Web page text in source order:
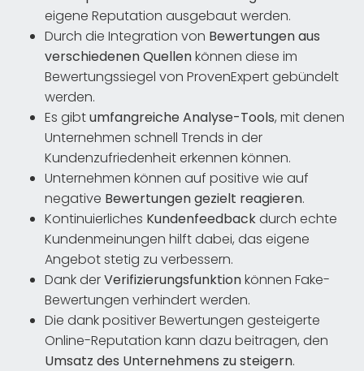
eigene Reputation ausgebaut werden.
Durch die Integration von Bewertungen aus
verschiedenen Quellenkönnen diese im
Bewertungssiegel von ProvenExpert gebündelt
werden.
Es gibtumfangreiche Analyse-Tools, mit denen
Unternehmen schnell Trends in der
Kundenzufriedenheit erkennen können.
Unternehmen können auf positive wie auf
negative Bewertungen gezielt reagieren.
Kontinuierliches Kundenfeedbackdurch echte
Kundenmeinungen hilft dabei, das eigene
Angebot stetig zu verbessern.
Dank derVerifizierungsfunktionkönnen Fake-
Bewertungen verhindert werden.
Die dank positiver Bewertungen gesteigerte
Online-Reputation kann dazu beitragen, den
Umsatz des Unternehmens zu steigern.